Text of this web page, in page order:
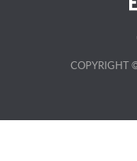
COPYRIGHT